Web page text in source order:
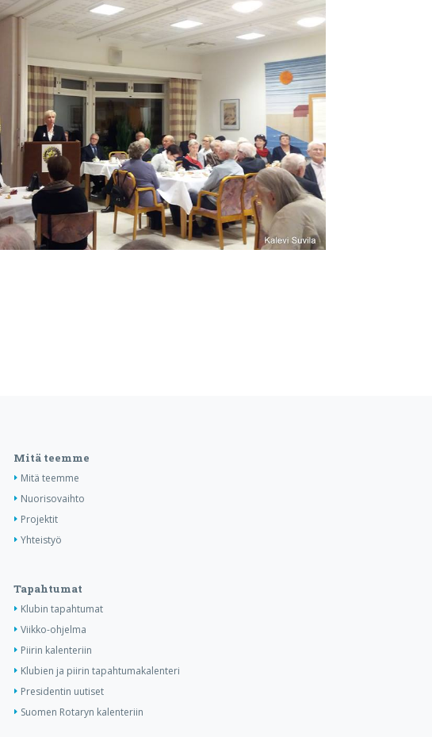
Mitä teemme
Mitä teemme
Nuorisovaihto
Projektit
Yhteistyö
Tapahtumat
Klubin tapahtumat
Viikko-ohjelma
Piirin kalenteriin
Klubien ja piirin tapahtumakalenteri
Presidentin uutiset
Suomen Rotaryn kalenteriin